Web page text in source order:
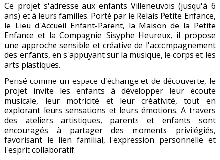
Ce projet s'adresse aux enfants Villeneuvois (jusqu'à 6
ans) et à leurs familles. Porté par le Relais Petite Enfance,
le Lieu d'Accueil Enfant-Parent, la Maison de la Petite
Enfance et la Compagnie Sisyphe Heureux, il propose
une approche sensible et créative de l'accompagnement
des enfants, en s'appuyant sur la musique, le corps et les
arts plastiques.
Pensé comme un espace d'échange et de découverte, le
projet invite les enfants à développer leur écoute
musicale, leur motricité et leur créativité, tout en
explorant leurs sensations et leurs émotions. A travers
des ateliers artistiques, parents et enfants sont
encouragés à partager des moments privilégiés,
favorisant le lien familial, l'expression personnelle et
l'esprit collaboratif.